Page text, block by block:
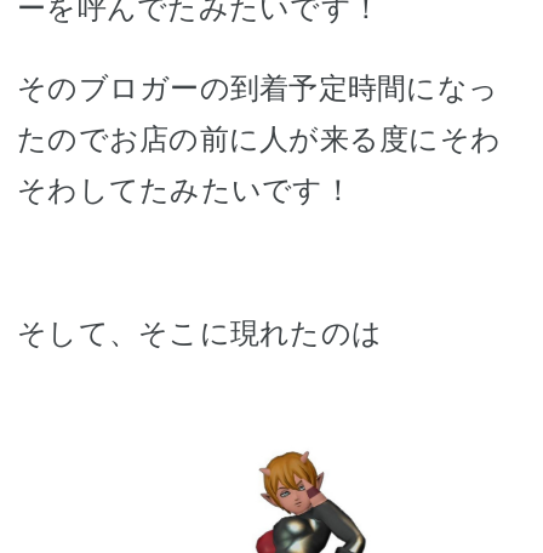
ーを呼んでたみたいです！
そのブロガーの到着予定時間になっ
たのでお店の前に人が来る度にそわ
そわしてたみたいです！
そして、そこに現れたのは